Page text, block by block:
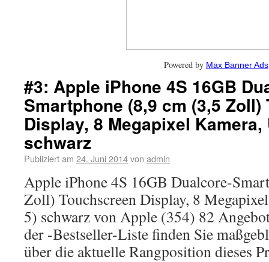
Powered by Max Banner Ads
#3: Apple iPhone 4S 16GB
Smartphone (8,9 cm (3,5
Display, 8 Megapixel Kamera,
schwarz
Publiziert am 24. Juni 2014von admin
Apple iPhone 4S 16GB Dualcore-
Zoll) Touchscreen Display, 8
5) schwarz von Apple (354) 82
der -Bestseller-Liste finden Sie
über die aktuelle Rangposition dieses